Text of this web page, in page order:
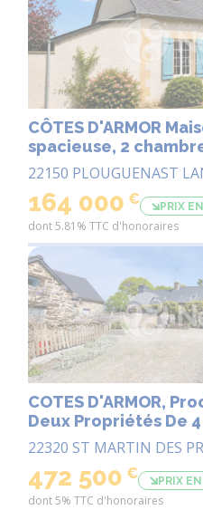
CÔTES D'ARMOR Maison familiale,
spacieuse, 2
total, avec piscine
jardin..
22150 PLOUGUENAST
164 000 € PRIX
dont 5.81% TTC d'honoraires
COTES D'ARMOR,
Deux Propriétés De
Avec 1 Chambre,
écurie
22320 ST MARTIN DES
472 500 € PRIX
dont 5% TTC d'honoraires